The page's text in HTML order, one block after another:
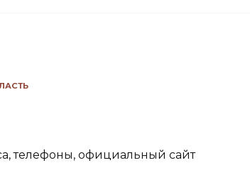
телефоны, официальный сайт